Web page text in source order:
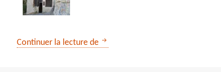
Continuer la lecture de ** La chapelle Saint-Pons depuis